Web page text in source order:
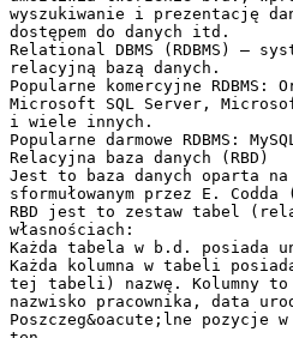
wyszukiwanie i prezentację
dostępem do danych itd.
Relational DBMS (RDBMS) –
relacyjną bazą danych.
Popularne komercyjne RDBMS:
Microsoft SQL Server,
i wiele innych.
Popularne darmowe RDBMS:
Relacyjna baza danych (RBD)
Jest to baza danych oparta na
sformułowanym przez E. Codda
RBD jest to zestaw tabel
własnościach:
Każda tabela w b.d. posiada
Każda kolumna w tabeli
tej tabeli) nazwę. Kolumny
nazwisko pracownika, data
Poszczeg&oacute;lne pozycje